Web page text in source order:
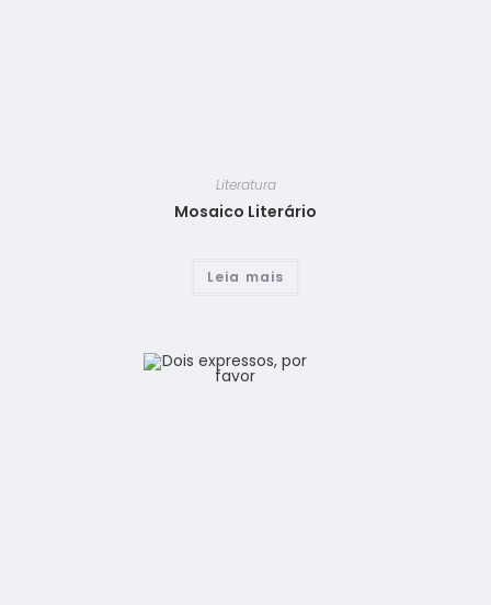
Literatura
Mosaico Literário
Leia mais